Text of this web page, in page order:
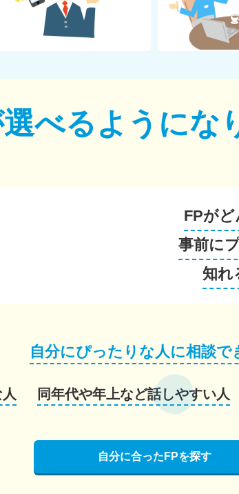
べるようにな
FPが
事前に
知れ
自分にぴったりな人に相談で
同年代や年上など話しやすい人
自分に合ったFPを探す